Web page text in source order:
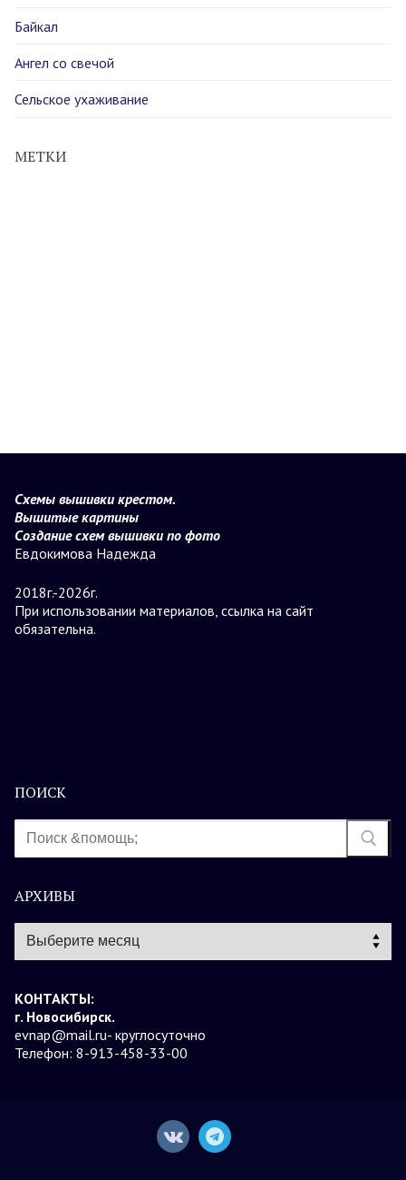
Байкал
Ангел со свечой
Сельское ухаживание
МЕТКИ
Схемы вышивки крестом.
Вышитые картины
Создание схем вышивки по фото
Евдокимова Надежда
2018г.-2026г.
При использовании материалов, ссылка на сайт
обязательна.
ПОИСК
АРХИВЫ
Архивы
КОНТАКТЫ:
г. Новосибирск.
evnap@mail.ru- круглосуточно
Телефон: 8-913-458-33-00